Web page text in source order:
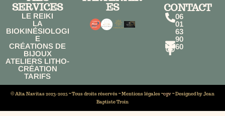
SERVICES
LE REIKI
LA
BIOKINÉSIOLOGI
E
CRÉATIONS DE
BIJOUX
ATELIERS LITHO-
CRÉATION
TARIFS
ES CONTACT
06
01
63
90
60
© Alta Navitas 2023-2025 ~ Tous droits réservés ~Mentions légales~cgv~ Designed by Jean
Baptiste Troin